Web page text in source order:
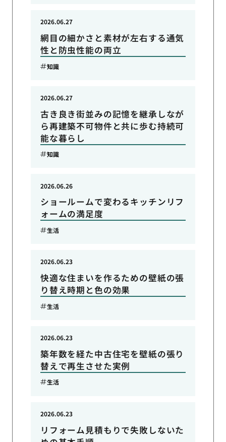
網目の細かさと素材が左右する通気
性と防虫性能の両立
2026.06.27
知識
古き良き街並みの記憶を継承しなが
ら再建築不可物件と共に歩む持続可
能な暮らし
2026.06.27
知識
ショールームで変わるキッチンリフ
ォームの満足度
2026.06.26
生活
快適な住まいを作るための壁紙の張
り替え時期と色の効果
2026.06.23
生活
築年数を経た中古住宅を壁紙の張り
替えで再生させた実例
2026.06.23
生活
リフォーム見積もりで失敗しないた
2026.06.23